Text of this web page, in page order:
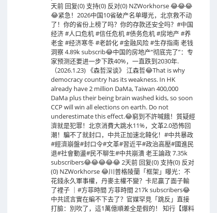
天前 回复(0) 支持(0) 反对(0) NZWorkhorse 😂😂😂
😂紧急！2026中国10省破产名单曝光，北京救不动
了！你的省份上榜了吗？你的存款还安全吗？#中国
经济 #人口危机 #信任危机 #债务危机 #房地产 #养
老金 #经济寒冬 #老龄化 #金融风险 #生存指南 老钱
洞察 4.89k subscrib😂中国的房地产“彻底完了”：专
家预测还要进一步下跌40%，一直跌到2030年.
（2026.1.23) 《森哲深谈》 江森哲😂That is why
democracy country has its weakness. In HK
already have 2 million DaMa, Taiwan 400,000
DaMa plus their being brain washed kids, so soon
CCP will win all elections on earth. Do not
underestimate this effect.😂窮到不許喊餓！質疑經
濟就是犯罪！北京消費大跳水11%，文革2.0恐怖回
潮！騙不了就封口，中共正加速北韓化！#中共暴政
#經濟崩盤#封口令#文革#習近平#政治高壓#國進民
退#社會動盪#民不聊生#中共崩潰 老王論政 7.35k
subscribers😂😂😂😂😂 2天前 回复(0) 支持(0) 反对
(0) NZWorkhorse 😂川普格陵蘭「框架」曝光：不
花錢永久軍事權，丹麥主權不變？卡尼贏了面子輸
了裡子 ｜#方菲時間 方菲時間 217k subscribers😂
中共謊言實在編不下去了？官媒罕見「跳反」直接
打臉：別吹了，這1萬億順差全是假的！ 知行【爆料